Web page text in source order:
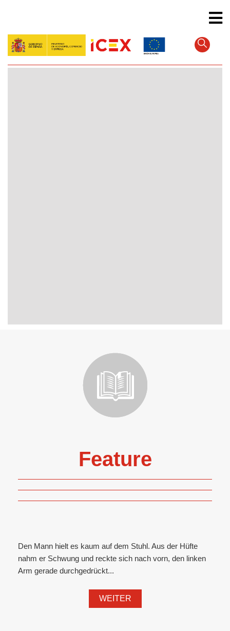
Feature
Den Mann hielt es kaum auf dem Stuhl. Aus der Hüfte
nahm er Schwung und reckte sich nach vorn, den linken
Arm gerade durchgedrückt...
WEITER